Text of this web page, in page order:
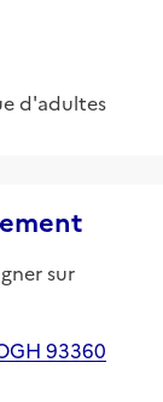
d'adultes
sur
93360